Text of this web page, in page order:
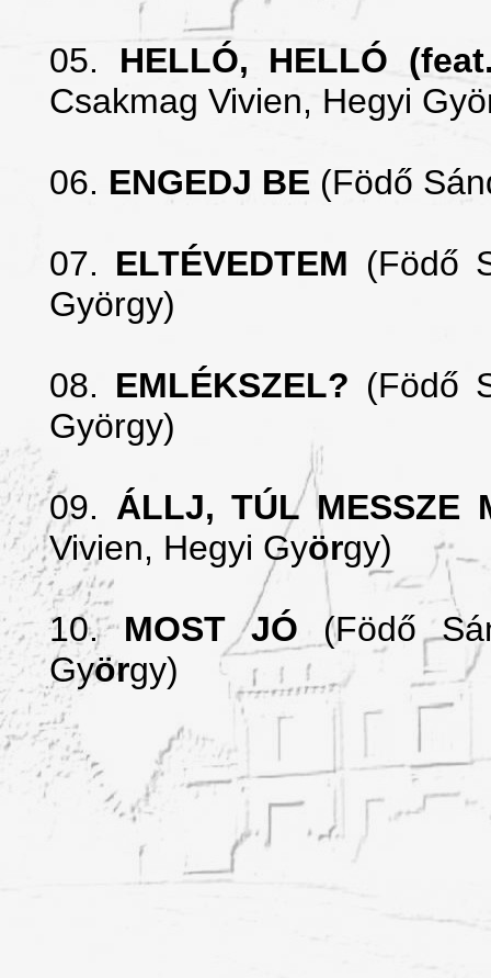
05. HELLÓ, HELLÓ
Csakmag Vivien, Hegyi Gy
06. ENGEDJ BE (Födő
07. ELTÉVEDTEM (Födő
György)
08. EMLÉKSZEL? (Födő
György)
09. ÁLLJ, TÚL MESSZE
Vivien, Hegyi György)
10.MOST JÓ (Födő
György)